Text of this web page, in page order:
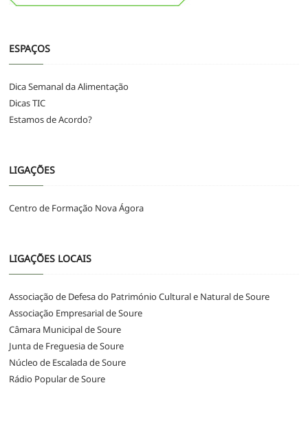
ESPAÇOS
Dica Semanal da Alimentação
Dicas TIC
Estamos de Acordo?
LIGAÇÕES
Centro de Formação Nova Ágora
LIGAÇÕES LOCAIS
Associação de Defesa do Património Cultural e Natural de Soure
Associação Empresarial de Soure
Câmara Municipal de Soure
Junta de Freguesia de Soure
Núcleo de Escalada de Soure
Rádio Popular de Soure